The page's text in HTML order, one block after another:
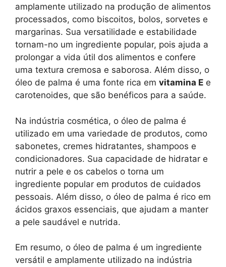
amplamente utilizado na produção de alimentos
processados, como biscoitos, bolos, sorvetes e
margarinas. Sua versatilidade e estabilidade
tornam-no um ingrediente popular, pois ajuda a
prolongar a vida útil dos alimentos e confere
uma textura cremosa e saborosa. Além disso, o
óleo de palma é uma fonte rica em vitamina E e
carotenoides, que são benéficos para a saúde.
Na indústria cosmética, o óleo de palma é
utilizado em uma variedade de produtos, como
sabonetes, cremes hidratantes, shampoos e
condicionadores. Sua capacidade de hidratar e
nutrir a pele e os cabelos o torna um
ingrediente popular em produtos de cuidados
pessoais. Além disso, o óleo de palma é rico em
ácidos graxos essenciais, que ajudam a manter
a pele saudável e nutrida.
Em resumo, o óleo de palma é um ingrediente
versátil e amplamente utilizado na indústria